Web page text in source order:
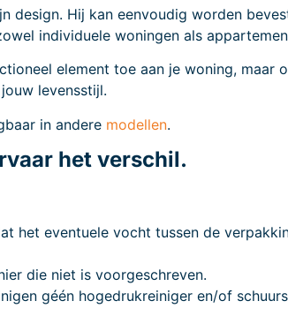
design. Hij kan eenvoudig worden
individuele woningen als
element toe aan je woning, maar
levensstijl.
in andere modellen.
het verschil.
het eventuele vocht tussen de
die niet is voorgeschreven.
géén hogedrukreiniger en/of